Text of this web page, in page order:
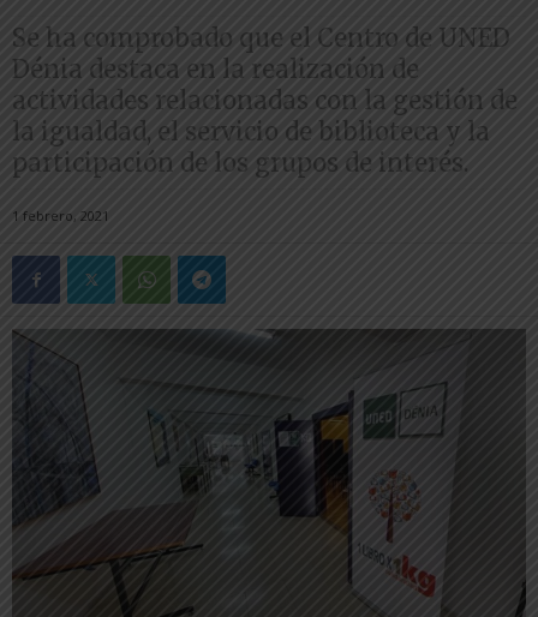
Se ha comprobado que el Centro de UNED
Dénia destaca en la realización de
actividades relacionadas con la gestión de
la igualdad, el servicio de biblioteca y la
participación de los grupos de interés.
1 febrero, 2021